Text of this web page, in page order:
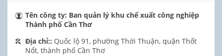
Tên công ty: Ban quản lý khu chế xuất công nghiệp
Thành phố Cần Thơ
Địa chỉ:: Quốc lộ 91, phường Thới Thuận, quận Thốt
Nốt, thành phố Cần Thơ